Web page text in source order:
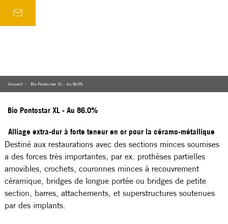
Bio Pontostar XL - Au 86.0%
Alliage extra-dur à forte teneur en or pour la céramo-métallique
Destiné aux restaurations avec des sections minces soumises
a des forces très importantes, par ex. prothèses partielles
amovibles, crochets, couronnes minces à recouvrement
céramique, bridges de longue portée ou bridges de petite
section, barres, attachements, et superstructures soutenues
par des implants.
Accueil / Bio Pontostar XL - Au 86.0%